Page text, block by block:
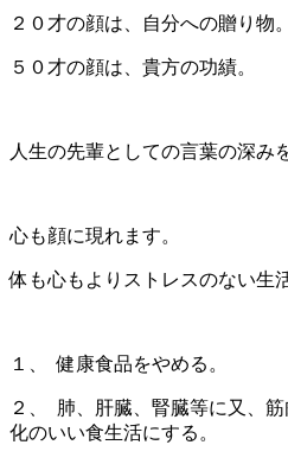
２０才の顔は、自分への贈り物。
５０才の顔は、貴方の功績。
人生の先輩としての言葉の深み
心も顔に現れます。
体も心もよりストレスのない生
１、 健康食品をやめる。
２、 肺、肝臓、腎臓等に又、
化のいい食生活にする。